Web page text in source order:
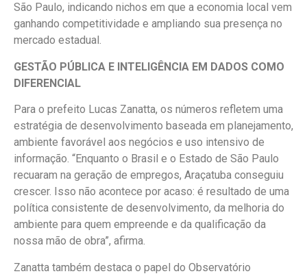
São Paulo, indicando nichos em que a economia local vem
ganhando competitividade e ampliando sua presença no
mercado estadual.
GESTÃO PÚBLICA E INTELIGÊNCIA EM DADOS COMO
DIFERENCIAL
Para o prefeito Lucas Zanatta, os números refletem uma
estratégia de desenvolvimento baseada em planejamento,
ambiente favorável aos negócios e uso intensivo de
informação. “Enquanto o Brasil e o Estado de São Paulo
recuaram na geração de empregos, Araçatuba conseguiu
crescer. Isso não acontece por acaso: é resultado de uma
política consistente de desenvolvimento, da melhoria do
ambiente para quem empreende e da qualificação da
nossa mão de obra”, afirma.
Zanatta também destaca o papel do Observatório